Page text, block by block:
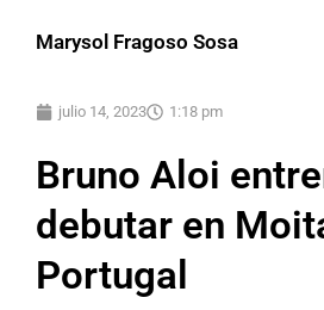
Marysol Fragoso Sosa
julio 14, 2023 1:18 pm
Bruno Aloi
debutar en
Portugal